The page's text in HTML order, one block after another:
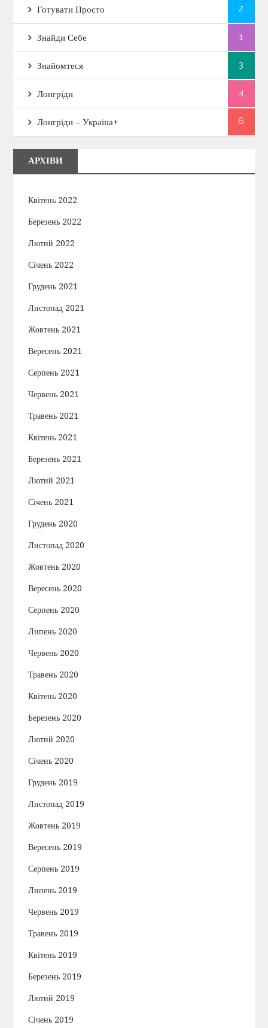
Готувати Просто 2
Знайди Себе 1
Знайомтеся 3
Лонгріди 4
Лонгріди – Україна+ 6
АРХІВИ
Квітень 2022
Березень 2022
Лютий 2022
Січень 2022
Грудень 2021
Листопад 2021
Жовтень 2021
Вересень 2021
Серпень 2021
Червень 2021
Травень 2021
Квітень 2021
Березень 2021
Лютий 2021
Січень 2021
Грудень 2020
Листопад 2020
Жовтень 2020
Вересень 2020
Серпень 2020
Липень 2020
Червень 2020
Травень 2020
Квітень 2020
Березень 2020
Лютий 2020
Січень 2020
Грудень 2019
Листопад 2019
Жовтень 2019
Вересень 2019
Серпень 2019
Липень 2019
Червень 2019
Травень 2019
Квітень 2019
Березень 2019
Лютий 2019
Січень 2019